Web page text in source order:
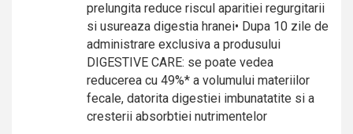
prelungita reduce riscul aparitiei regurgitarii
si usureaza digestia hranei• Dupa 10 zile de
administrare exclusiva a produsului
DIGESTIVE CARE: se poate vedea
reducerea cu 49%* a volumului materiilor
fecale, datorita digestiei imbunatatite si a
cresterii absorbtiei nutrimentelor